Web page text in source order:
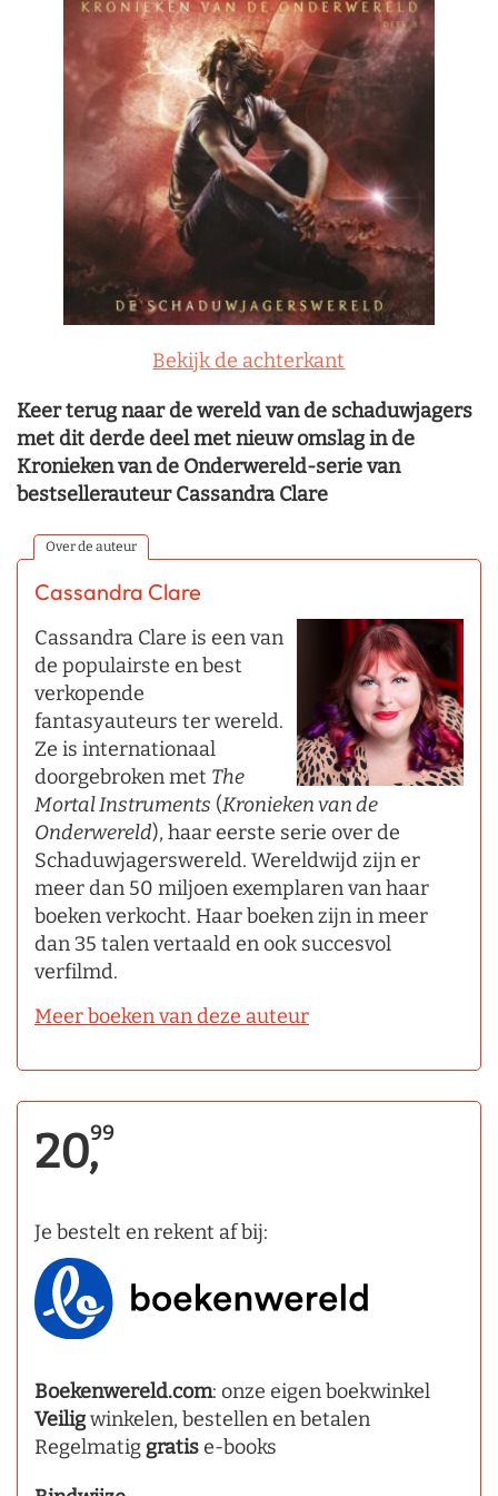
Bekijk de achterkant
Keer terug naar de wereld van de schaduwjagers
met dit derde deel met nieuw omslag in de
Kronieken van de Onderwereld-serie van
bestsellerauteur Cassandra Clare
Over de auteur
Cassandra Clare
Cassandra Clare is een van
de populairste en best
verkopende
fantasyauteurs ter wereld.
Ze is internationaal
doorgebroken met The
Mortal Instruments (Kronieken van de
Onderwereld), haar eerste serie over de
Schaduwjagerswereld. Wereldwijd zijn er
meer dan 50 miljoen exemplaren van haar
boeken verkocht. Haar boeken zijn in meer
dan 35 talen vertaald en ook succesvol
verfilmd.
Meer boeken van deze auteur
20,99
Je bestelt en rekent af bij:
Boekenwereld.com: onze eigen boekwinkel
Veiligwinkelen, bestellen en betalen
Regelmatig gratise-books